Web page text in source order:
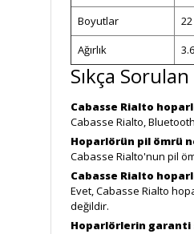
Boyutlar
Ağırlık
Sıkça
Cabasse Rialto
Cabasse Rialto,
Hoparlörün pil ömrü
Cabasse Rialto'nun pil
Cabasse Rialto
Evet, Cabasse Rialto
değildir.
Hoparlörlerin garanti